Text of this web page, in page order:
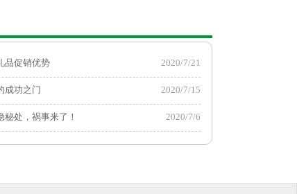
品促销优势 2020/7/21
成功之门 2020/7/15
处，祸事来了！ 2020/7/6